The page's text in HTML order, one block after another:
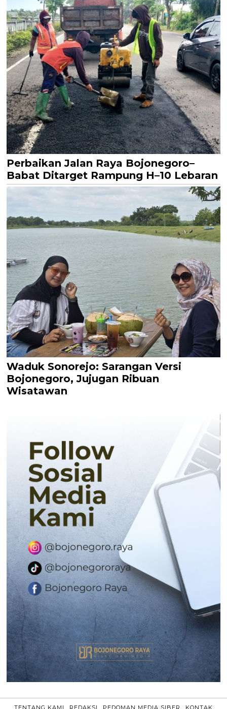
Perbaikan Jalan Raya Bojonegoro–
Babat Ditarget Rampung H–10 Lebaran
Waduk Sonorejo: Sarangan Versi
Bojonegoro, Jujugan Ribuan
Wisatawan
TENTANG KAMI REDAKSI PEDOMAN MEDIA SIBER KONTAK